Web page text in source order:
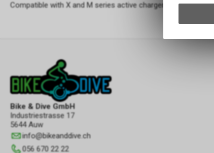
Compatible with X and M series active chargers (except X35
Bike & Dive GmbH
Industriestrasse 17
5644 Auw
info@bikeanddive.ch
056 670 22 22